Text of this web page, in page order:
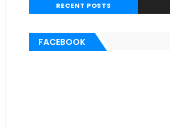
RECENT POSTS
FACEBOOK